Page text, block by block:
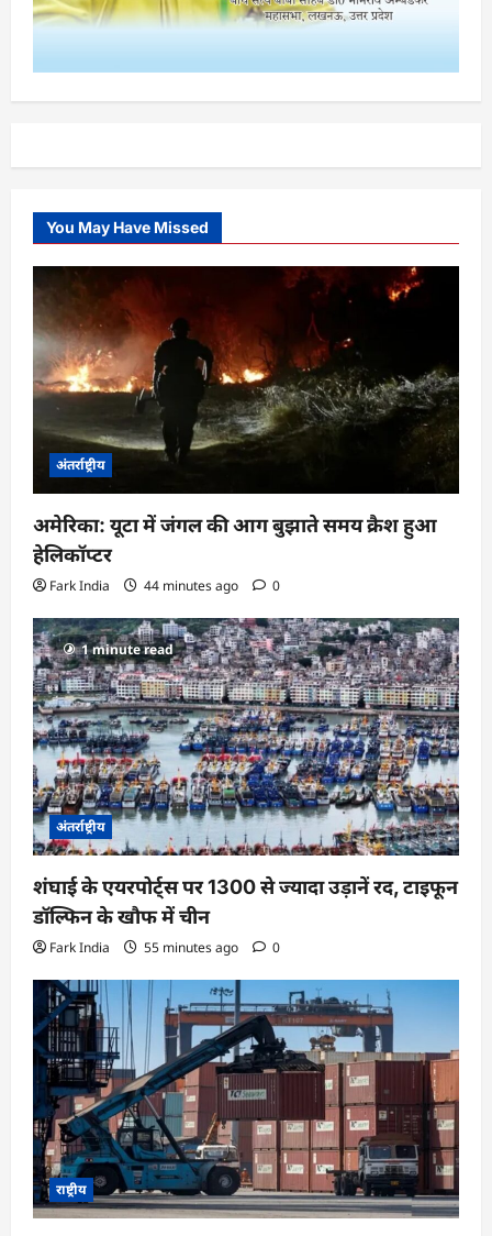
You May Have Missed
अंतर्राष्ट्रीय
अमेरिका: यूटा में जंगल की आग बुझाते समय क्रैश हुआ
हेलिकॉप्टर
Fark India 44 minutes ago 0
1 minute read
अंतर्राष्ट्रीय
शंघाई के एयरपोर्ट्स पर 1300 से ज्यादा उड़ानें रद, टाइफून
डॉल्फिन के खौफ में चीन
Fark India 55 minutes ago 0
राष्ट्रीय